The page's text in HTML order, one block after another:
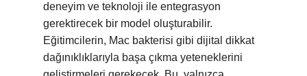
deneyim ve teknoloji ile entegrasyon
gerektirecek bir model oluşturabilir.
Eğitimcilerin, Mac bakterisi gibi dijital dikkat
dağınıklıklarıyla başa çıkma yeteneklerini